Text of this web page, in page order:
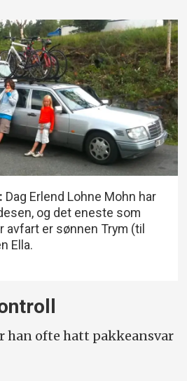
Dag Erlend Lohne Mohn har
og det eneste som
avfart er sønnen Trym (til
Ella.
han ofte hatt pakkeansvar